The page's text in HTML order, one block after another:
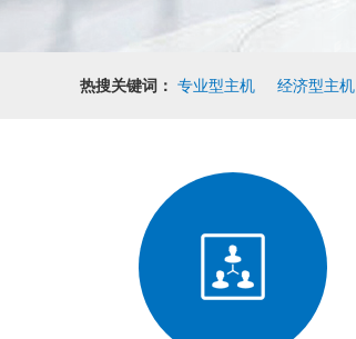
热搜关键词： 专业型主机 经济型主机